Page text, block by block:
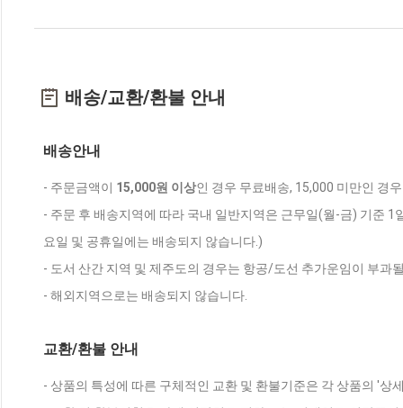
배송/교환/환불 안내
배송안내
- 주문금액이 15,000원 이상인 경우 무료배송, 15,000 미만인 경
- 주문 후 배송지역에 따라 국내 일반지역은 근무일(월-금) 기준
요일 및 공휴일에는 배송되지 않습니다.)
- 도서 산간 지역 및 제주도의 경우는 항공/도선 추가운임이 부과
- 해외지역으로는 배송되지 않습니다.
교환/환불 안내
- 상품의 특성에 따른 구체적인 교환 및 환불기준은 각 상품의 '상